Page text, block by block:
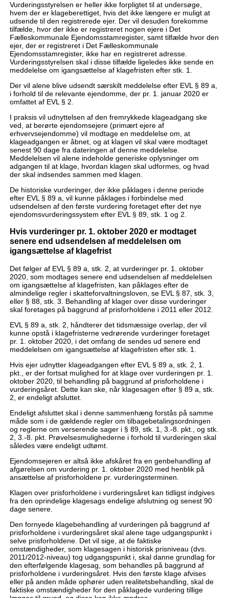
Vurderingsstyrelsen er heller ikke forpligtet til at undersøge,
hvem der er klageberettiget, hvis det ikke længere er muligt at
udsende til den registrerede ejer. Der vil desuden forekomme
tilfælde, hvor der ikke er registreret nogen ejere i Det
Fælleskommunale Ejendomsstamregister, samt tilfælde hvor den
ejer, der er registreret i Det Fælleskommunale
Ejendomsstamregister, ikke har en registreret adresse.
Vurderingsstyrelsen skal i disse tilfælde ligeledes ikke sende en
meddelelse om igangsættelse af klagefristen efter stk. 1.
Der vil alene blive udsendt særskilt meddelelse efter EVL § 89 a,
i forhold til de relevante ejendomme, der pr. 1. januar 2020 er
omfattet af EVL § 2.
I praksis vil udnyttelsen af den fremrykkede klageadgang ske
ved, at berørte ejendomsejere (primært ejere af
erhvervsejendomme) vil modtage en meddelelse om, at
klageadgangen er åbnet, og at klagen vil skal være modtaget
senest 90 dage fra dateringen af denne meddelelse.
Meddelelsen vil alene indeholde generiske oplysninger om
adgangen til at klage, hvordan klagen skal udformes, og hvad
der skal indsendes sammen med klagen.
De historiske vurderinger, der ikke påklages i denne periode
efter EVL § 89 a, vil kunne påklages i forbindelse med
udsendelsen af den første vurdering foretaget efter det nye
ejendomsvurderingssystem efter EVL § 89, stk. 1 og 2.
Hvis vurderinger pr. 1. oktober 2020 er modtaget
senere end udsendelsen af meddelelsen om
igangsættelse af klagefrist
Det følger af EVL § 89 a, stk. 2, at vurderinger pr. 1. oktober
2020, som modtages senere end udsendelsen af meddelelsen
om igangsættelse af klagefristen, kan påklages efter de
almindelige regler i skatteforvaltningsloven, se EVL § 87, stk. 3,
eller § 88, stk. 3. Behandling af klager over disse vurderinger
skal foretages på baggrund af prisforholdene i 2011 eller 2012.
EVL § 89 a, stk. 2, håndterer det tidsmæssige overlap, der vil
kunne opstå i klagefristerne vedrørende vurderinger foretaget
pr. 1. oktober 2020, i det omfang de sendes ud senere end
meddelelsen om igangsættelse af klagefristen efter stk. 1.
Hvis ejer udnytter klageadgangen efter EVL § 89 a, stk. 2, 1.
pkt., er der fortsat mulighed for at klage over vurderingen pr. 1.
oktober 2020, til behandling på baggrund af prisforholdene i
vurderingsåret. Dette kan ske, når klagesagen efter § 89 a, stk.
2, er endeligt afsluttet.
Endeligt afsluttet skal i denne sammenhæng forstås på samme
måde som i de gældende regler om tilbagebetalingsordningen
og reglerne om verserende sager i § 89, stk. 1, 3.-8. pkt., og stk.
2, 3.-8. pkt. Prøvelsesmulighederne i forhold til vurderingen skal
således være endeligt udtømt.
Ejendomsejeren er altså ikke afskåret fra en genbehandling af
afgørelsen om vurdering pr. 1. oktober 2020 med henblik på
ansættelse af prisforholdene pr. vurderingsterminen.
Klagen over prisforholdene i vurderingsåret kan tidligst indgives
fra den oprindelige klagesags endelige afslutning og senest 90
dage senere.
Den fornyede klagebehandling af vurderingen på baggrund af
prisforholdene i vurderingsåret skal alene tage udgangspunkt i
selve prisforholdene. Det vil sige, at de faktiske
omstændigheder, som klagesagen i historisk prisniveau (dvs.
2011/2012-niveau) tog udgangspunkt i, skal danne grundlag for
den efterfølgende klagesag, som behandles på baggrund af
prisforholdene i vurderingsåret. Hvis den første klage afvises
eller på anden måde ophører uden realitetsbehandling, skal de
faktiske omstændigheder for den påklagede vurdering tillige